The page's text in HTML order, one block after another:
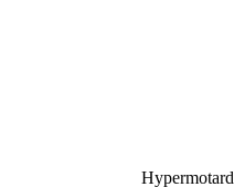
Hypermotard